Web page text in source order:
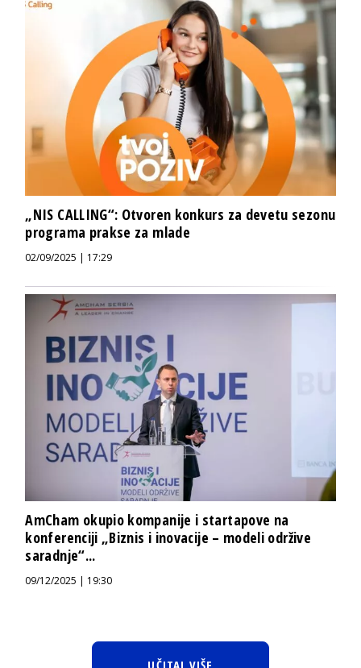
„NIS CALLING“: Otvoren konkurs za devetu sezonu
programa prakse za mlade
02/09/2025 | 17:29
AmCham okupio kompanije i startapove na
konferenciji „Biznis i inovacije – modeli održive
saradnje“...
09/12/2025 | 19:30
UČITAJ VIŠE